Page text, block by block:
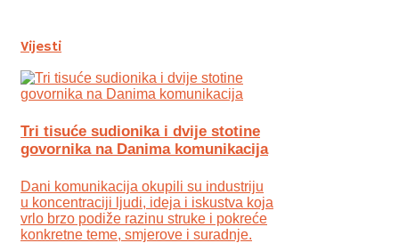
Vijesti
Tri tisuće sudionika i dvije stotine
govornika na Danima komunikacija
Dani komunikacija okupili su industriju
u koncentraciji ljudi, ideja i iskustva koja
vrlo brzo podiže razinu struke i pokreće
konkretne teme, smjerove i suradnje.